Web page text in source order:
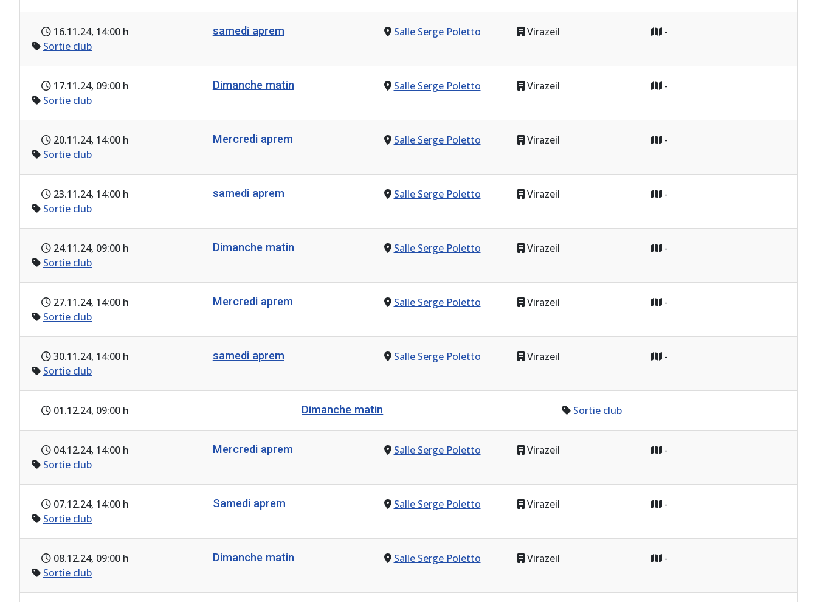
16.11.24, 14:00 h samedi aprem Salle Serge Poletto Virazeil
-
Sortie club
17.11.24, 09:00 h Dimanche matin Salle Serge Poletto Virazeil
-
Sortie club
20.11.24, 14:00 h Mercredi aprem Salle Serge Poletto Virazeil
-
Sortie club
23.11.24, 14:00 h samedi aprem Salle Serge Poletto Virazeil
-
Sortie club
24.11.24, 09:00 h Dimanche matin Salle Serge Poletto Virazeil
-
Sortie club
27.11.24, 14:00 h Mercredi aprem Salle Serge Poletto Virazeil
-
Sortie club
30.11.24, 14:00 h samedi aprem Salle Serge Poletto Virazeil
-
Sortie club
01.12.24, 09:00 h Dimanche matin Sortie club
04.12.24, 14:00 h Mercredi aprem Salle Serge Poletto Virazeil
-
Sortie club
07.12.24, 14:00 h Samedi aprem Salle Serge Poletto Virazeil
-
Sortie club
08.12.24, 09:00 h Dimanche matin Salle Serge Poletto Virazeil
-
Sortie club